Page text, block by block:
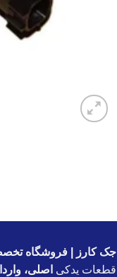
جک کارز | فروشگاه
قطعات یدکی اصلی،